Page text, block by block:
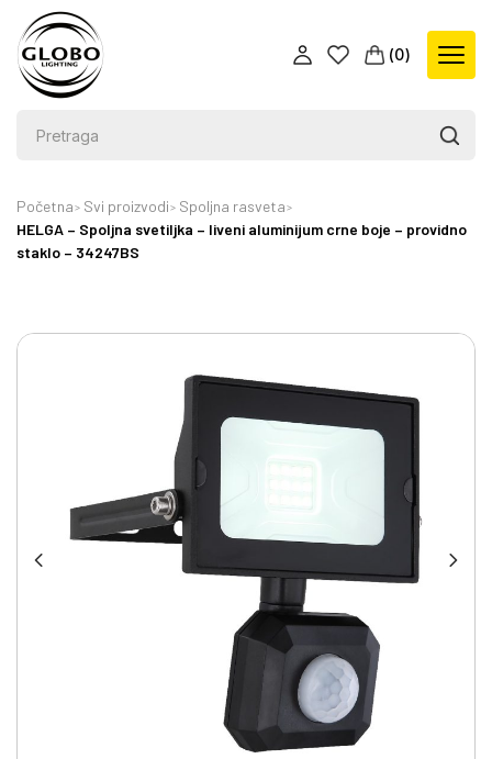
(0)
Početna Svi proizvodi
Spoljna rasveta
HELGA – Spoljna svetiljka – liveni aluminijum crne boje – providno
staklo – 34247BS